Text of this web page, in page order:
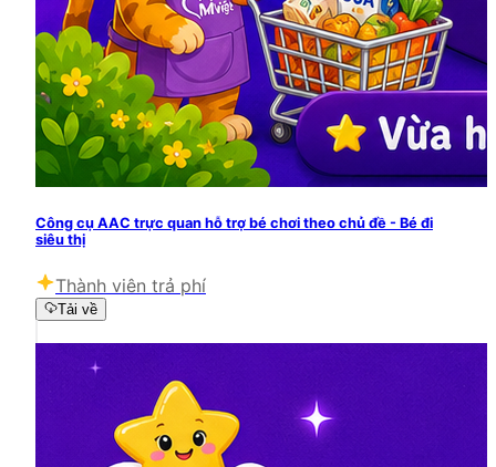
Công cụ AAC trực quan hỗ trợ bé chơi theo chủ đề - Bé đi
siêu thị
Thành viên trả phí
Tải về